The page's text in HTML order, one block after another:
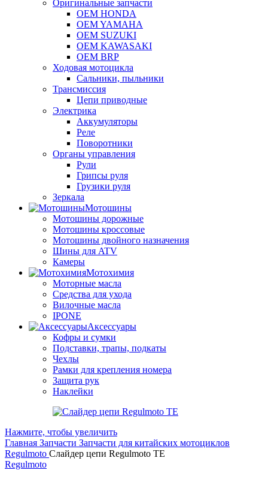
Оригинальные запчасти
OEM HONDA
OEM YAMAHA
OEM SUZUKI
OEM KAWASAKI
OEM BRP
Ходовая мотоцикла
Сальники, пыльники
Трансмиссия
Цепи приводные
Электрика
Аккумуляторы
Реле
Поворотники
Органы управления
Рули
Грипсы руля
Грузики руля
Зеркала
Мотошины
Мотошины дорожные
Мотошины кроссовые
Мотошины двойного назначения
Шины для ATV
Камеры
Мотохимия
Моторные масла
Средства для ухода
Вилочные масла
IPONE
Аксессуары
Кофры и сумки
Подставки, трапы, подкаты
Чехлы
Рамки для крепления номера
Защита рук
Наклейки
Нажмите, чтобы увеличить
Главная Запчасти Запчасти для китайских мотоциклов
Regulmoto Слайдер цепи Regulmoto TE
Regulmoto